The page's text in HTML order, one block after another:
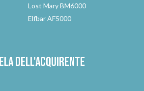
Lost Mary BM6000
Elfbar AF5000
dell'acquirente